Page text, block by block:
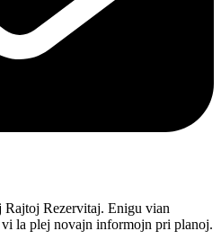
Rezervitaj. Enigu vian
vi la plej novajn informojn pri planoj.